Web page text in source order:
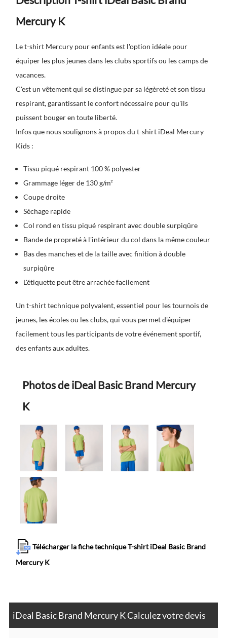
Mercury K
Le t-shirt Mercury pour enfants est l'option idéale pour
équiper les plus jeunes dans les clubs sportifs ou les camps de
vacances.
C'est un vêtement qui se distingue par sa légèreté et son tissu
respirant, garantissant le confort nécessaire pour qu'ils
puissent bouger en toute liberté.
Infos que nous soulignons à propos du t-shirt iDeal Mercury
Kids :
Tissu piqué respirant 100 % polyester
Grammage léger de 130 g/m²
Coupe droite
Séchage rapide
Col rond en tissu piqué respirant avec double surpiqûre
Bande de propreté à l'intérieur du col dans la même couleur
Bas des manches et de la taille avec finition à double
surpiqûre
L'étiquette peut être arrachée facilement
Un t-shirt technique polyvalent, essentiel pour les tournois de
jeunes, les écoles ou les clubs, qui vous permet d'équiper
facilement tous les participants de votre événement sportif,
des enfants aux adultes.
Photos de iDeal Basic Brand Mercury
K
Télécharger la fiche technique T-shirt iDeal Basic Brand
Mercury K
iDeal Basic Brand Mercury K Calculez votre devis